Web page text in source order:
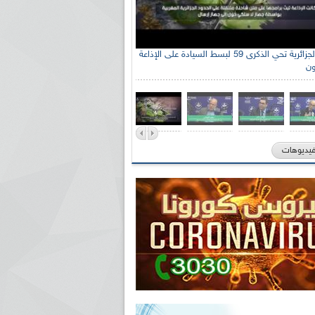
الإذاعة الجزائرية تحي الذكرى 59 لبسط السيادة على الإذاعة